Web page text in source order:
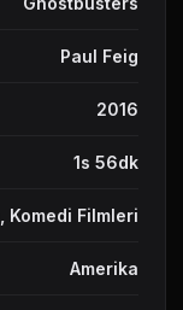
Paul Feig
2016
1s 56dk
, Komedi Filmleri
Amerika